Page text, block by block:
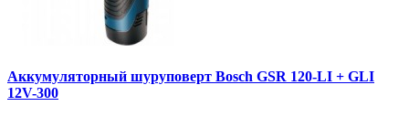
Аккумуляторный шуруповерт Bosch GSR 120-LI + GLI
12V-300